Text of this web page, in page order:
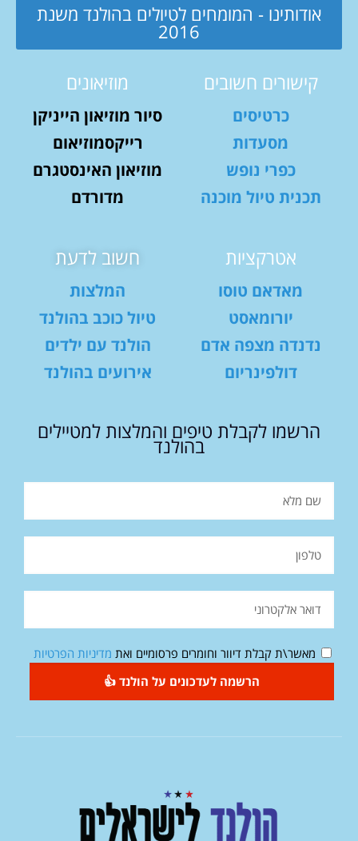
אודותינו - המומחים לטיולים בהולנד משנת
2016
קישורים חשובים
כרטיסים
מסעדות
כפרי נופש
תכנית טיול מוכנה
מוזיאונים
סיור מוזיאון הייניקן
רייקסמוזיאום
מוזיאון האינסטגרם
מדורדם
אטרקציות
מאדאם טוסו
יורומאסט
נדנדה מצפה אדם
דולפינריום
חשוב לדעת
המלצות
טיול כוכב בהולנד
הולנד עם ילדים
אירועים בהולנד
הרשמו לקבלת טיפים והמלצות למטיילים
בהולנד
מאשר\ת קבלת דיוור וחומרים פרסומיים ואת מדיניות הפרטיות
הרשמה לעדכונים על הולנד 👍